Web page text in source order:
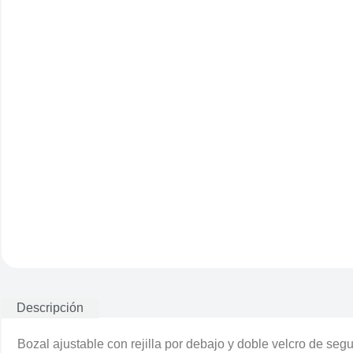
Descripción
Bozal ajustable con rejilla por debajo y doble velcro de